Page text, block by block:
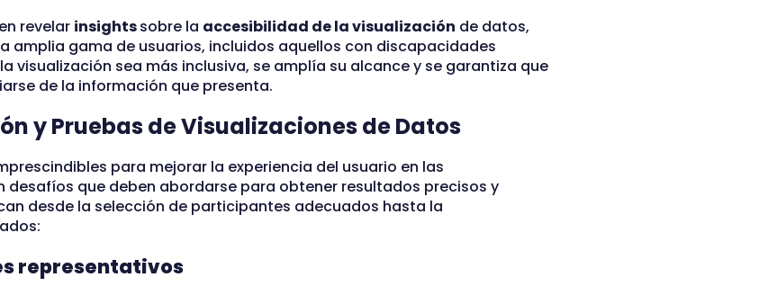
revelar insightssobre la accesibilidad de la visualización de datos,
amplia gama de usuarios, incluidos aquellos con discapacidades
visualización sea más inclusiva, se amplía su alcance y se garantiza que
de la información que presenta.
y Pruebas de Visualizaciones de Datos
para mejorar la experiencia del usuario en las
desafíos que deben abordarse para obtener resultados precisos y
desde la selección de participantes adecuados hasta la
representativos